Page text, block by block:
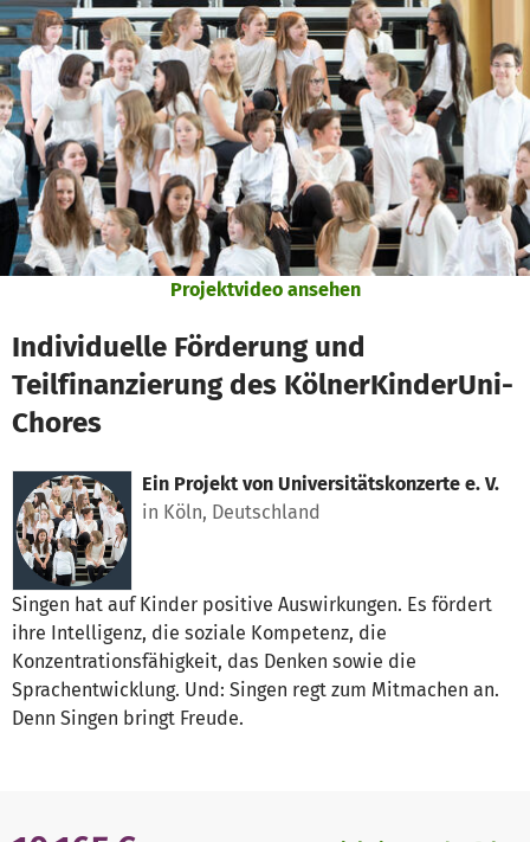
Zum Hauptinhalt springen
Erklärung zur Barrierefreiheit anzeigen
Projektvideo ansehen
Individuelle Förderung und
Teilfinanzierung des KölnerKinderUni-
Chores
Ein Projekt von Universitätskonzerte e. V.
in Köln, Deutschland
Singen hat auf Kinder positive Auswirkungen. Es fördert
ihre Intelligenz, die soziale Kompetenz, die
Konzentrationsfähigkeit, das Denken sowie die
Sprachentwicklung. Und: Singen regt zum Mitmachen an.
Denn Singen bringt Freude.